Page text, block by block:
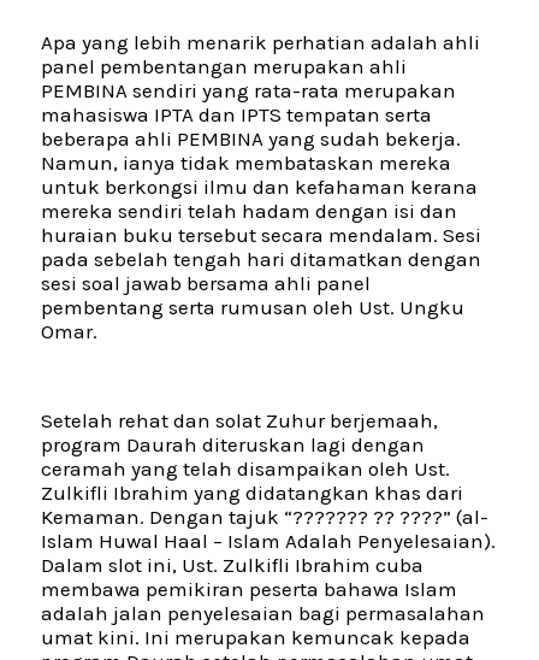
Apa yang lebih menarik perhatian adalah ahli
panel pembentangan merupakan ahli
PEMBINA sendiri yang rata-rata merupakan
mahasiswa IPTA dan IPTS tempatan serta
beberapa ahli PEMBINA yang sudah bekerja.
Namun, ianya tidak membataskan mereka
untuk berkongsi ilmu dan kefahaman kerana
mereka sendiri telah hadam dengan isi dan
huraian buku tersebut secara mendalam. Sesi
pada sebelah tengah hari ditamatkan dengan
sesi soal jawab bersama ahli panel
pembentang serta rumusan oleh Ust. Ungku
Omar.
Setelah rehat dan solat Zuhur berjemaah,
program Daurah diteruskan lagi dengan
ceramah yang telah disampaikan oleh Ust.
Zulkifli Ibrahim yang didatangkan khas dari
Kemaman. Dengan tajuk “??????? ?? ????” (al-
Islam Huwal Haal – Islam Adalah Penyelesaian).
Dalam slot ini, Ust. Zulkifli Ibrahim cuba
membawa pemikiran peserta bahawa Islam
adalah jalan penyelesaian bagi permasalahan
umat kini. Ini merupakan kemuncak kepada